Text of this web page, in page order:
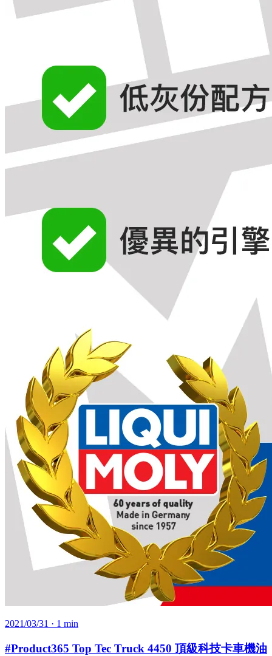
2021/03/31 · 1 min
#Product365 Top Tec Truck 4450 頂級科技卡車機油